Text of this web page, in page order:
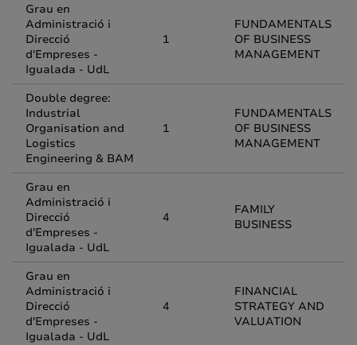
Grau en
Administració i
Direcció
d'Empreses -
Igualada - UdL
1
FUNDAMENTALS
OF BUSINESS
MANAGEMENT
Double degree:
Industrial
Organisation and
Logistics
Engineering & BAM
1
FUNDAMENTALS
OF BUSINESS
MANAGEMENT
Grau en
Administració i
Direcció
d'Empreses -
Igualada - UdL
4
FAMILY
BUSINESS
Grau en
Administració i
Direcció
d'Empreses -
Igualada - UdL
4
FINANCIAL
STRATEGY AND
VALUATION